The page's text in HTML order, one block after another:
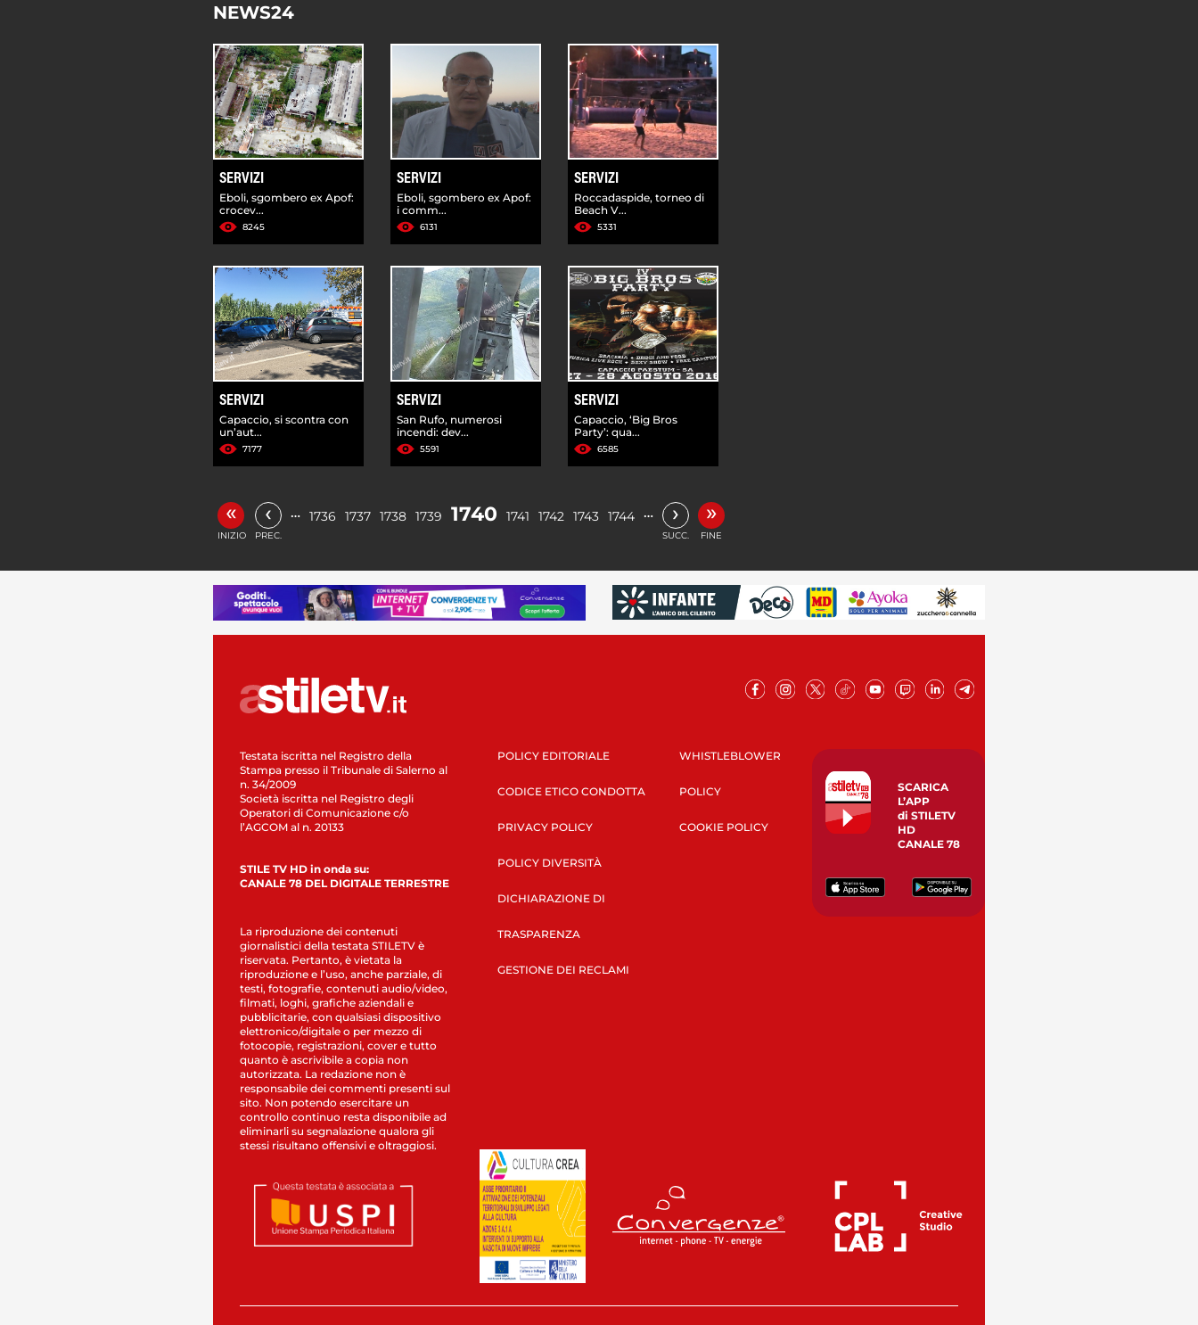
NEWS24
SERVIZI
Eboli, sgombero ex Apof:
crocev...
8245
SERVIZI
Eboli, sgombero ex Apof:
i comm...
6131
SERVIZI
Roccadaspide, torneo di
Beach V...
5331
SERVIZI
Capaccio, si scontra con
un’aut...
7177
SERVIZI
San Rufo, numerosi
incendi: dev...
5591
SERVIZI
Capaccio, ‘Big Bros
Party’: qua...
6585
«
INIZIO
‹
PREC.
… 1736 1737 1738 1739 1740 1741 1742 1743 1744 … ›
SUCC.
»
FINE
Testata iscritta nel Registro della
Stampa presso il Tribunale di Salerno al
n. 34/2009
Società iscritta nel Registro degli
Operatori di Comunicazione c/o
l’AGCOM al n. 20133
STILE TV HD in onda su:
CANALE 78 DEL DIGITALE TERRESTRE
La riproduzione dei contenuti
giornalistici della testata STILETV è
riservata. Pertanto, è vietata la
riproduzione e l’uso, anche parziale, di
testi, fotografie, contenuti audio/video,
filmati, loghi, grafiche aziendali e
pubblicitarie, con qualsiasi dispositivo
elettronico/digitale o per mezzo di
fotocopie, registrazioni, cover e tutto
quanto è ascrivibile a copia non
autorizzata. La redazione non è
responsabile dei commenti presenti sul
sito. Non potendo esercitare un
controllo continuo resta disponibile ad
eliminarli su segnalazione qualora gli
stessi risultano offensivi e oltraggiosi.
POLICY EDITORIALE
CODICE ETICO CONDOTTA
PRIVACY POLICY
POLICY DIVERSITÀ
DICHIARAZIONE DI
TRASPARENZA
GESTIONE DEI RECLAMI
WHISTLEBLOWER
POLICY
COOKIE POLICY
SCARICA
L’APP
di STILETV
HD
CANALE 78